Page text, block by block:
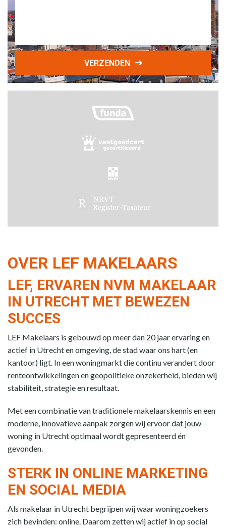
VERZENDEN
OVER LEF MAKELAARS
LEF, ERVAREN NVM MAKELAAR
IN UTRECHT MET BEWEZEN
SUCCES
LEF Makelaars is gebouwd op meer dan 20 jaar ervaring en
actief in Utrecht en omgeving, de stad waar ons hart (en
kantoor) ligt. In een woningmarkt die continu verandert door
renteontwikkelingen en geopolitieke onzekerheid, bieden wij
stabiliteit, strategie en resultaat.
Met een combinatie van traditionele makelaarskennis en een
moderne, innovatieve aanpak zorgen wij ervoor dat jouw
woning in Utrecht optimaal wordt gepresenteerd én
gevonden.
STERK IN ONLINE MARKETING
EN SOCIAL MEDIA
Als makelaar in Utrecht begrijpen wij waar woningzoekers
zich bevinden: online. Daarom zetten wij actief in op social